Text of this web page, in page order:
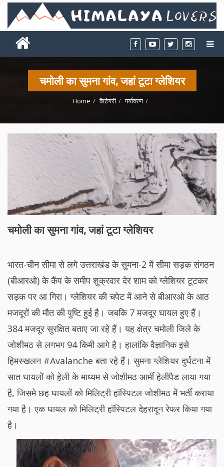
चमोली का सुमना गांव, जहां टूटा ग्लेशियर
Home कैटेगरी पर्यावरण
चमोली का सुमना गांव, जहां टूटा ग्लेशियर
भारत-चीन सीमा से लगे उत्तराखंड के सुमना-2 में सीमा सड़क संगठन
(बीआरओ) के कैंप के समीप शुक्रवार देर शाम को ग्लेशियर टूटकर
सड़क पर आ गिरा। ग्लेशियर की चपेट में आने से बीआरओ के आठ
मजदूरों की मौत की पुष्टि हुई है। जबकि 7 मजदूर घायल हुए हैं।
384 मजदूर सुरक्षित बताए जा रहे हैं। यह क्षेत्र चमोली जिले के
जोशीमठ से लगभग 94 किमी आगे है। हालांकि वैज्ञानिक इसे
हिमस्खलन #Avalanche बता रहे हैं। सुमना ग्लेशियर दुर्घटना में
सात घायलों को हेली के माध्यम से जोशीमठ आर्मी हेलीपैड लाया गया
है, जिसमे छह घायलों को मिलिट्री हॉस्पिटल जोशीमठ में भर्ती कराया
गया है। एक घायल को मिलिट्री हॉस्पिटल देहरादून रेफर किया गया
है।